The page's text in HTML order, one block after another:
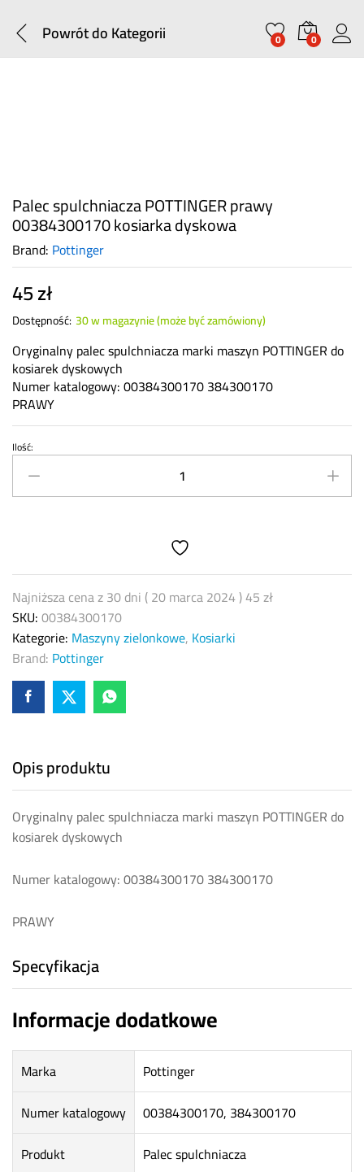
Powrót doKategorii 0 0
Palec spulchniacza POTTINGER prawy
00384300170 kosiarka dyskowa
Brand: Pottinger
45zł
Dostępność:30 w magazynie (może być zamówiony)
Oryginalny palec spulchniacza marki maszyn POTTINGER do
kosiarek dyskowych
Numer katalogowy: 00384300170 384300170
PRAWY
Palec
spulchniacza
POTTINGER
dyskowa
quantity
Ilość:
Najniższa cena z 30 dni (20 marca 2024)45zł
SKU:00384300170
Kategorie: Maszyny zielonkowe, Kosiarki
Brand: Pottinger
Opis produktu
Oryginalny palec spulchniacza marki maszyn POTTINGER do
kosiarek dyskowych
Numer katalogowy: 00384300170 384300170
PRAWY
Specyfikacja
Informacje dodatkowe
Marka
Pottinger
Numer katalogowy
00384300170, 384300170
Produkt
Palec spulchniacza